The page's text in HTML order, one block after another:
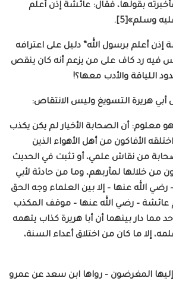
بقولها، فقال: عائشة إذن أعلم
وسلم»[5].
أعلم برسول الله” دليل على اعترافه
فيه رد كاف على من يزعم أنه كان ينقص
اللياقة والأدب معها؟!
أبي هريرة التسويغ وليس الانتقاص:
معلوم: أن الصحابة الأخيار لم يكن يكذب
الأفاكون من أهل الأهواء الذين
من نقاش علمي، أو تثبت في الحديث
من خلالها لمآربهم، وما من حادثة لأبي
الله عنها – إلا بين العلماء وجه الحق
عائشة – رضي الله عنها – موقف المكذب
مما دار بينهما أن أبا هريرة كذاب يتهمه
إلا ما كان من اختلاق أعداء السنة،
المغرضون – رواها ابن سعد عن عمرو